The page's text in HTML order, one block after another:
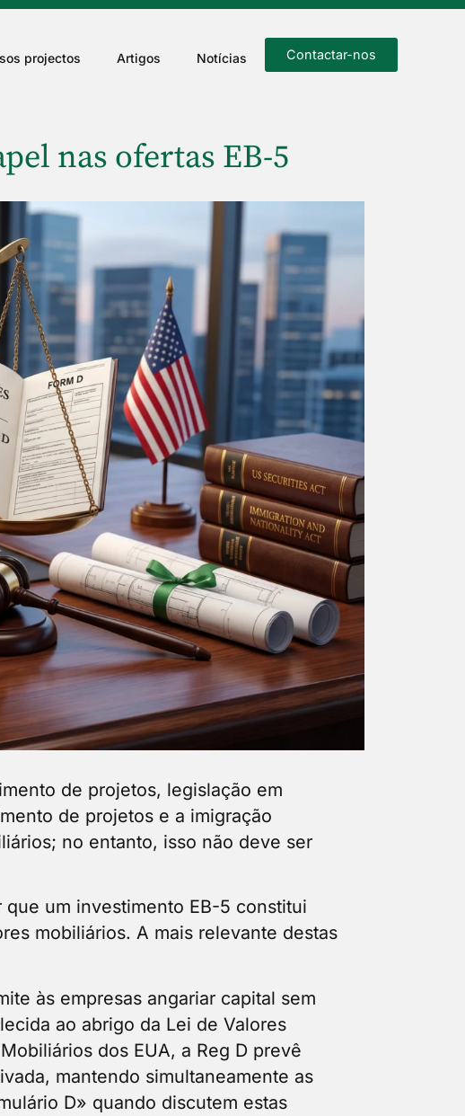
projectos Artigos Notícias Contactar-nos
nas ofertas EB-5
de projetos, legislação em
de projetos e a imigração
no entanto, isso não deve ser
um investimento EB-5 constitui
mobiliários. A mais relevante destas
às empresas angariar capital sem
ao abrigo da Lei de Valores
dos EUA, a Reg D prevê
mantendo simultaneamente as
D» quando discutem estas